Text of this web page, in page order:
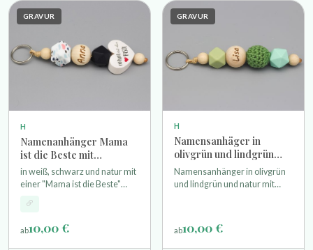
GRAVUR
H
Namenanhänger Mama
ist die Beste mit
Wunschgravur
in weiß, schwarz und natur mit
einer "Mama ist die Beste"
Silikonperle als Motivperle
einer gravierte Namensperle
und Schlüsselring
ab10,00 €
GRAVUR
H
Namensanhäger in
olivgrün und lindgrün
und natur mit
Wunschname
Namensanhänger in olivgrün
und lindgrün und natur mit
ab10,00 €